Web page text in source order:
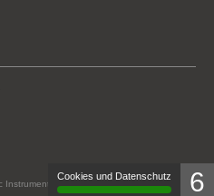
All rights reserved. 6